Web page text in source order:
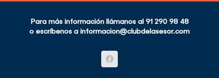
Saltar
contenidoPara más información llámanos al 91 290 98 48
o escríbenos a informacion@clubdelasesor.com
Facebook